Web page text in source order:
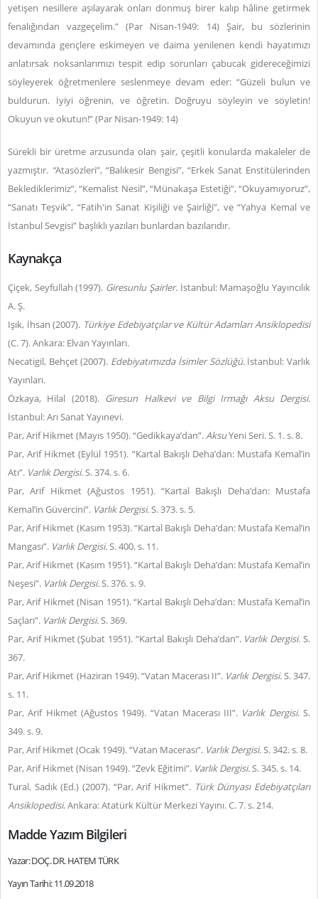
yetişen nesillere aşılayarak onları donmuş birer kalıp hâline getirmek
fenalığından vazgeçelim.” (Par Nisan-1949: 14) Şair, bu sözlerinin
devamında gençlere eskimeyen ve daima yenilenen kendi hayatımızı
anlatırsak noksanlarımızı tespit edip sorunları çabucak gidereceğimizi
söyleyerek öğretmenlere seslenmeye devam eder: “Güzeli bulun ve
buldurun. İyiyi öğrenin, ve öğretin. Doğruyu söyleyin ve söyletin!
Okuyun ve okutun!” (Par Nisan-1949: 14)
Sürekli bir üretme arzusunda olan şair, çeşitli konularda makaleler de
yazmıştır. “Atasözleri”, “Balıkesir Bengisi”, “Erkek Sanat Enstitülerinden
Beklediklerimiz”, “Kemalist Nesil”, “Münakaşa Estetiği”, “Okuyamıyoruz”,
“Sanatı Teşvik”, “Fatih'in Sanat Kişiliği ve Şairliği”, ve “Yahya Kemal ve
İstanbul Sevgisi” başlıklı yazıları bunlardan bazılarıdır.
Kaynakça
Çiçek, Seyfullah (1997). Giresunlu Şairler.İstanbul: Mamaşoğlu Yayıncılık
A. Ş.
Işık, İhsan (2007). Türkiye Edebiyatçılar ve Kültür Adamları Ansiklopedisi
(C. 7). Ankara: Elvan Yayınları.
Necatigil, Behçet (2007). Edebiyatımızda İsimler Sözlüğü.İstanbul: Varlık
Yayınları.
Özkaya, Hilal (2018). Giresun Halkevi ve Bilgi Irmağı Aksu Dergisi.
İstanbul: Arı Sanat Yayınevi.
Par, Arif Hikmet (Mayıs 1950). “Gedikkaya’dan”.AksuYeni Seri. S. 1. s. 8.
Par, Arif Hikmet (Eylül 1951). “Kartal Bakışlı Deha’dan: Mustafa Kemal’in
Atı”. Varlık Dergisi.S. 374. s. 6.
Par, Arif Hikmet (Ağustos 1951). “Kartal Bakışlı Deha’dan: Mustafa
Kemal’in Güvercini”. Varlık Dergisi.S. 373. s. 5.
Par, Arif Hikmet (Kasım 1953). “Kartal Bakışlı Deha’dan: Mustafa Kemal’in
Mangası”. Varlık Dergisi.S. 400. s. 11.
Par, Arif Hikmet (Kasım 1951). “Kartal Bakışlı Deha’dan: Mustafa Kemal’in
Neşesi”. Varlık Dergisi.S. 376. s. 9.
Par, Arif Hikmet (Nisan 1951). “Kartal Bakışlı Deha’dan: Mustafa Kemal’in
Saçları”. Varlık Dergisi.S. 369.
Par, Arif Hikmet (Şubat 1951). “Kartal Bakışlı Deha’dan”. Varlık Dergisi. S.
367.
Par, Arif Hikmet (Haziran 1949). “Vatan Macerası II”. Varlık Dergisi.S. 347.
s. 11.
Par, Arif Hikmet (Ağustos 1949). “Vatan Macerası III”. Varlık Dergisi. S.
349. s. 9.
Par, Arif Hikmet (Ocak 1949). “Vatan Macerası”. Varlık Dergisi.S. 342. s. 8.
Par, Arif Hikmet (Nisan 1949). “Zevk Eğitimi”. Varlık Dergisi.S. 345. s. 14.
Tural, Sadık (Ed.) (2007). “Par, Arif Hikmet”. Türk Dünyası Edebiyatçıları
Ansiklopedisi. Ankara: Atatürk Kültür Merkezi Yayını. C. 7. s. 214.
Madde Yazım Bilgileri
Yazar: DOÇ. DR. HATEM TÜRK
Yayın Tarihi: 11.09.2018